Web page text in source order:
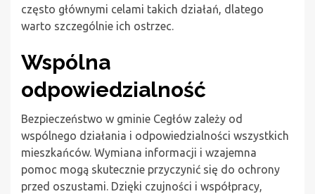
często głównymi celami takich działań, dlatego
warto szczególnie ich ostrzec.
Wspólna
odpowiedzialność
Bezpieczeństwo w gminie Cegłów zależy od
wspólnego działania i odpowiedzialności wszystkich
mieszkańców. Wymiana informacji i wzajemna
pomoc mogą skutecznie przyczynić się do ochrony
przed oszustami. Dzięki czujności i współpracy,